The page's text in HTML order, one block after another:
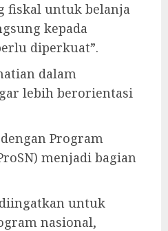
fiskal untuk belanja
kepada
diperkuat”.
dalam
lebih berorientasi
Program
menjadi bagian
untuk
nasional,